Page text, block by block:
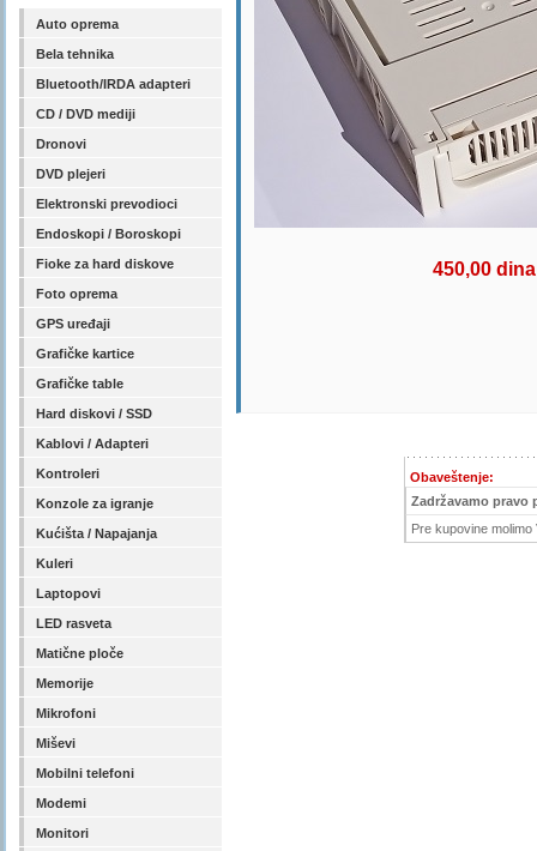
Auto oprema
Bela tehnika
Bluetooth/IRDA adapteri
CD / DVD mediji
Dronovi
DVD plejeri
Elektronski prevodioci
Endoskopi / Boroskopi
Fioke za hard diskove
Foto oprema
GPS uređaji
Grafičke kartice
Grafičke table
Hard diskovi / SSD
Kablovi / Adapteri
Kontroleri
Konzole za igranje
Kućišta / Napajanja
Kuleri
Laptopovi
LED rasveta
Matične ploče
Memorije
Mikrofoni
Miševi
Mobilni telefoni
Modemi
Monitori
450,00
Obaveštenje:
Zadržavamo pravo
Pre kupovine